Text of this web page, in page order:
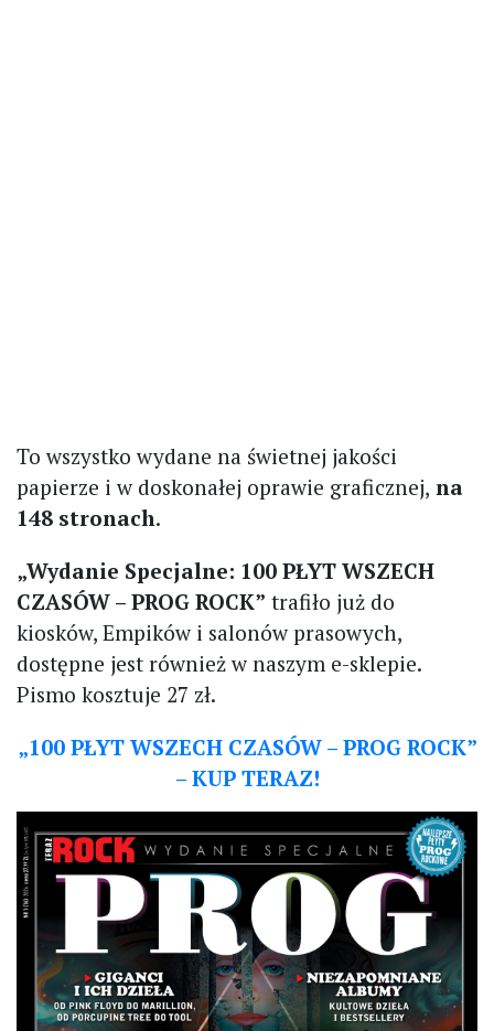
To wszystko wydane na świetnej jakości
papierze i w doskonałej oprawie graficznej, na
148 stronach.
„Wydanie Specjalne: 100 PŁYT WSZECH
CZASÓW – PROG ROCK” trafiło już do
kiosków, Empików i salonów prasowych,
dostępne jest również w naszym e-sklepie.
Pismo kosztuje 27 zł.
„100 PŁYT WSZECH CZASÓW – PROG ROCK”
– KUP TERAZ!